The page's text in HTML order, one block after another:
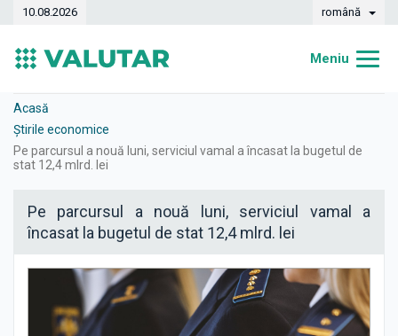
10.08.2026 română
Meniu
Curs valutar
Dinamica
Bănci
Case de schimb
Valute
Acasă
Știrile economice
​Pe parcursul a nouă luni, serviciul vamal a încasat la bugetul de
stat 12,4 mlrd. lei
​Pe parcursul a nouă luni, serviciul vamal a
încasat la bugetul de stat 12,4 mlrd. lei